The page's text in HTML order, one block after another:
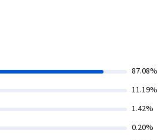
87.08%
11.19%
1.42%
0.20%